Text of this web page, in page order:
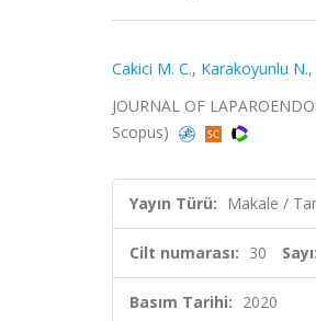
Cakici M. C., Karakoyunlu N.,
JOURNAL OF
Scopus)
Yayın Türü: Makale /
Cilt numarası: 30 Sayı:
Basım Tarihi: 2020